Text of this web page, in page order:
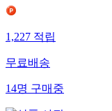
1,227적립
무료배송
14명구매중